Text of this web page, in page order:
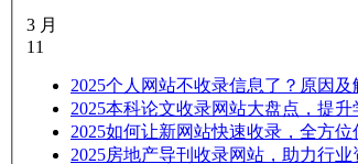
3 月
11
2025个人网站不收录信息了？原因及
2025本科论文收录网站大盘点，提
2025如何让新网站快速收录，全方位
2025房地产导刊收录网站，助力行